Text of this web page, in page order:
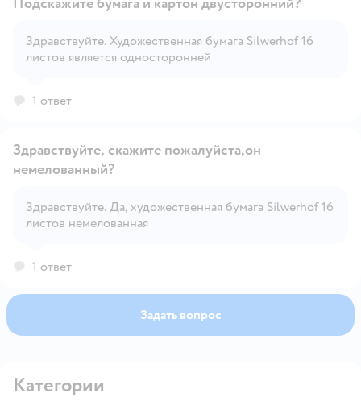
Открыть вопрос
Здравствуйте. Художественная бумага Silwerhof 16
листов является односторонней
1 ответ
Открыть вопрос
Здравствуйте, скажите пожалуйста,он
немелованный?
Здравствуйте. Да, художественная бумага Silwerhof 16
листов немелованная
1 ответ
Задать вопрос
Категории